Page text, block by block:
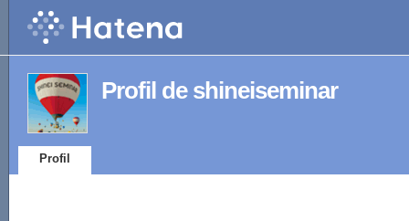
Profil de shineiseminar
Profil